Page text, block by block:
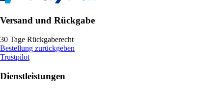
Versand und Rückgabe
30 Tage Rückgaberecht
Bestellung zurückgeben
Trustpilot
Dienstleistungen